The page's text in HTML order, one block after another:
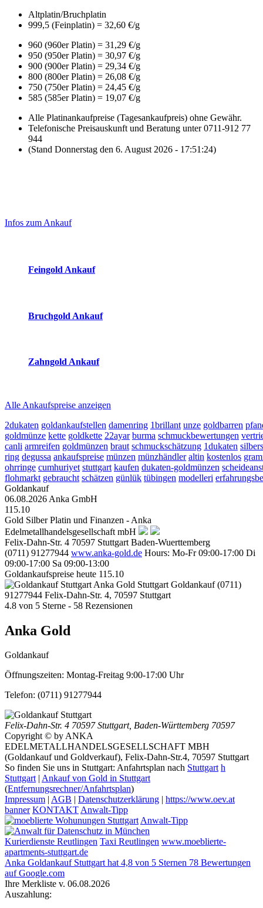
Altplatin/Bruchplatin
999,5 (Feinplatin) = 32,60 €/g
960 (960er Platin) = 31,29 €/g
950 (950er Platin) = 30,97 €/g
900 (900er Platin) = 29,34 €/g
800 (800er Platin) = 26,08 €/g
750 (750er Platin) = 24,45 €/g
585 (585er Platin) = 19,07 €/g
Alle Platinankaufpreise (Tagesankaufpreis) ohne Gewähr.
Telefonische Preisauskunft und Beratung unter 0711-912 77
944
(Stand Donnerstag den 6. August 2026 - 17:51:24)
Sidebar
Infos zum Ankauf
Feingold Ankauf
Bruchgold Ankauf
Zahngold Ankauf
Alle Ankaufspreise anzeigen
2dukaten goldankaufstellen damenring 1brillant unze goldbarren
goldmünze kette goldkette 22ayar burma schmuckbewertungen
canli armreifen goldmünzen braut schmuckschätzung 1dukaten
ring degussa ankaufspreise münzen münzhändler altin kostenlos
ohrringe cumhuriyet stuttgart kaufen dukaten-goldmünzen
flohmarkt gebraucht schätzen günlük tübingen modelleri
Goldankauf
06.08.2026 Anka GmbH
115.10
Gold Silber Platin und Finanzen - Anka
Edelmetallhandelsgesellschaft mbH
Felix-Dahn-Str. 4 70597 Stuttgart Baden-Wuerttemberg
(0711) 91277944 www.anka-gold.de Hours: Mo-Fr 09:00-17:00 Di
09:00-17:00 Sa 09:00-13:00
Goldankaufspreise heute 115.10
Anka Gold Stuttgart Goldankauf (0711)
91277944 Felix-Dahn-Str. 4, 70597 Stuttgart
4.8 von 5 Sterne - 58 Rezensionen
Anka Gold
Goldankauf
Öffnungszeiten: Montag-Freitag 9:00-17:00 Uhr
Telefon: (0711) 91277944
Felix-Dahn-Str. 4 70597 Stuttgart, Baden-Württemberg 70597
Copyright © by ANKA
EDELMETALLHANDELSGESELLSCHAFT MBH
(Goldankauf und Goldverkauf), Felix-Dahn-Str.4, 70597 Stuttgart
So finden Sie uns in Stuttgart: Anfahrtsplan nach Stuttgart h
Stuttgart| Ankauf von Gold in Stuttgart
(Entfernungsrechner/Anfahrtsplan)
Impressum | AGB | Datenschutzerklärung | https://www.oev.at
banner KONTAKTAnwalt-Tipp
Anwalt-Tipp
Kurierdienste Reutlingen Taxi Reutlingen www.moeblierte-
apartments-stuttgart.de
Anka Goldankauf Stuttgart hat4,8 von 5 Sternen 78 Bewertungen
auf Google.com
Ihre Merkliste v. 06.08.2026
Auszahlung: